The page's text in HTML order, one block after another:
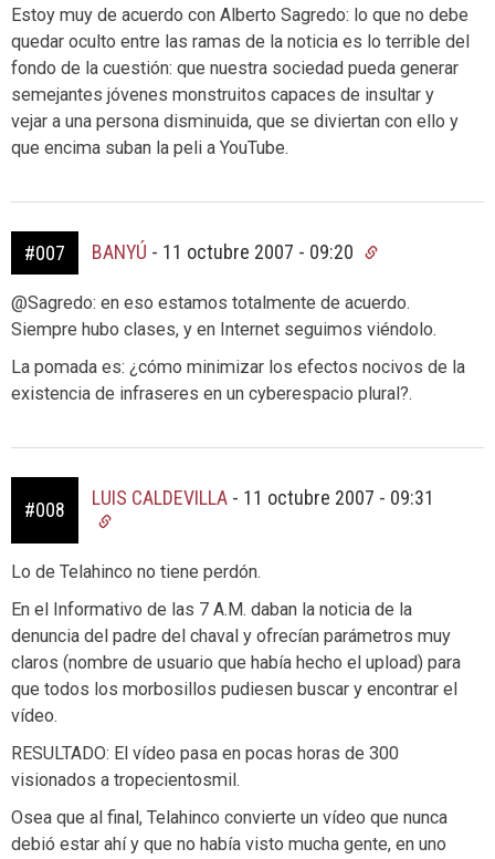
Estoy muy de acuerdo con Alberto Sagredo: lo que no debe
quedar oculto entre las ramas de la noticia es lo terrible del
fondo de la cuestión: que nuestra sociedad pueda generar
semejantes jóvenes monstruitos capaces de insultar y
vejar a una persona disminuida, que se diviertan con ello y
que encima suban la peli a YouTube.
#007 BANYÚ - 11 octubre 2007 - 09:20
@Sagredo: en eso estamos totalmente de acuerdo.
Siempre hubo clases, y en Internet seguimos viéndolo.
La pomada es: ¿cómo minimizar los efectos nocivos de la
existencia de infraseres en un cyberespacio plural?.
#008
LUIS CALDEVILLA - 11 octubre 2007 - 09:31
Lo de Telahinco no tiene perdón.
En el Informativo de las 7 A.M. daban la noticia de la
denuncia del padre del chaval y ofrecían parámetros muy
claros (nombre de usuario que había hecho el upload) para
que todos los morbosillos pudiesen buscar y encontrar el
vídeo.
RESULTADO: El vídeo pasa en pocas horas de 300
visionados a tropecientosmil.
Osea que al final, Telahinco convierte un vídeo que nunca
debió estar ahí y que no había visto mucha gente, en uno